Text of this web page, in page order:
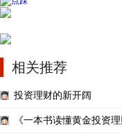
相关推荐
投资理财的新开阔
《一本书读懂黄金投资